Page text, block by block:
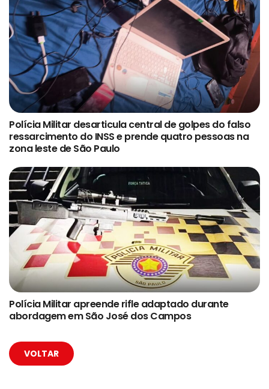
Polícia Militar desarticula central de golpes do falso
ressarcimento do INSS e prende quatro pessoas na
zona leste de São Paulo
Polícia Militar apreende rifle adaptado durante
abordagem em São José dos Campos
VOLTAR